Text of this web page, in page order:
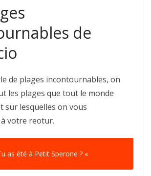
de
de plages incontournables, on
les plages que tout le monde
sur lesquelles on vous
votre reotur.
as été à Petit Sperone ? «